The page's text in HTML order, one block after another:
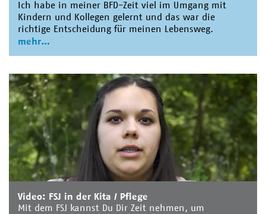
Ich habe in meiner BFD-Zeit viel im Umgang mit
Kindern und Kollegen gelernt und das war die
richtige Entscheidung für meinen Lebensweg.
mehr
Video: FSJ in der Kita / Pflege
Mit dem FSJ kannst Du Dir Zeit nehmen, um